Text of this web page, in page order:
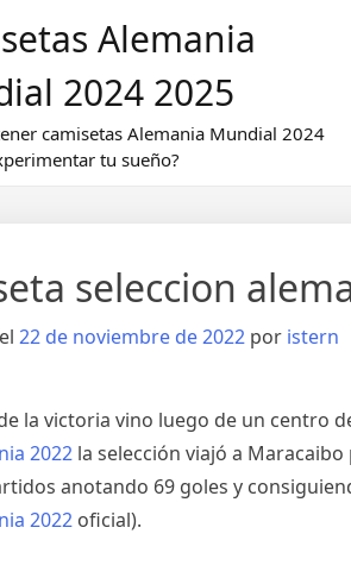
Alemania
2024 2025
camisetas Alemania Mundial 2024
tu sueño?
seleccion
22 de noviembre de 2022 por istern
la victoria vino luego de un centro
2022 la selección viajó a
anotando 69 goles y
2022 oficial).